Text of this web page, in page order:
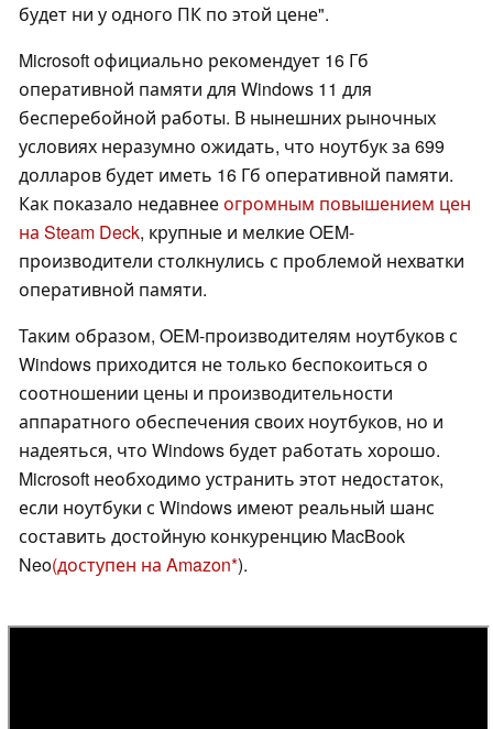
будет ни у одного ПК по этой цене".
Microsoft официально рекомендует 16 Гб
оперативной памяти для Windows 11 для
бесперебойной работы. В нынешних рыночных
условиях неразумно ожидать, что ноутбук за 699
долларов будет иметь 16 Гб оперативной памяти.
Как показало недавнееогромным повышением цен
на Steam Deck, крупные и мелкие OEM-
производители столкнулись с проблемой нехватки
оперативной памяти.
Таким образом, OEM-производителям ноутбуков с
Windows приходится не только беспокоиться о
соотношении цены и производительности
аппаратного обеспечения своих ноутбуков, но и
надеяться, что Windows будет работать хорошо.
Microsoft необходимо устранить этот недостаток,
если ноутбуки с Windows имеют реальный шанс
составить достойную конкуренцию MacBook
Neo(доступен на Amazon ).